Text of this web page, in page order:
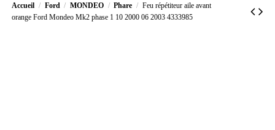
Accueil Ford MONDEO Phare
Feu répétiteur aile avant
orange Ford Mondeo Mk2 phase 1 10 2000 06 2003 4333985